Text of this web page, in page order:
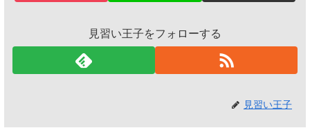
見習い王子をフォローする
見習い王子